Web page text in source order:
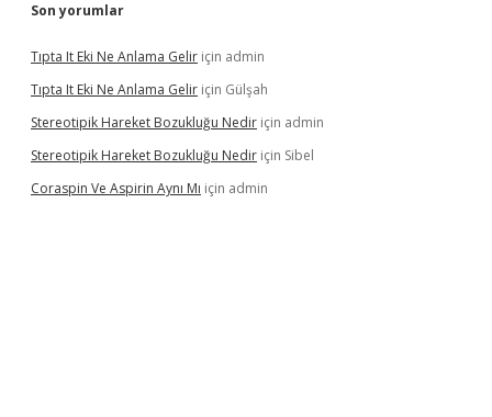
Son yorumlar
Tıpta It Eki Ne Anlama Gelir için admin
Tıpta It Eki Ne Anlama Gelir için Gülşah
Stereotipik Hareket Bozukluğu Nedir için admin
Stereotipik Hareket Bozukluğu Nedir için Sibel
Coraspin Ve Aspirin Aynı Mı için admin